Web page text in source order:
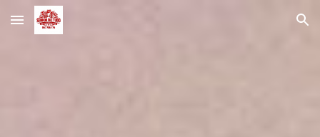
Skip to main content Skip to navigation